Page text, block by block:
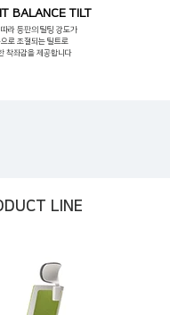
BALANCE TILT
라 등판의 틸팅 강도가
로 조절되는 틸트로
착좌감을 제공합니다
LINE